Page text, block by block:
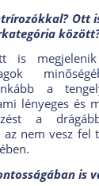
Ott
is
a
lényeges és
a
az nem vesz fel
is